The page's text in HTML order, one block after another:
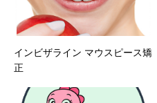
インビザライン マウスピース矯
正